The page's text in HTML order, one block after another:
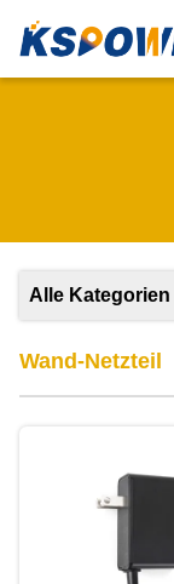
Alle Kategorien
Wand-Netzteil